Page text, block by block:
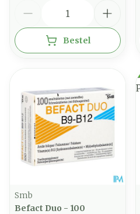
Bestel
Smb
Befact Duo - 100